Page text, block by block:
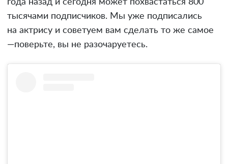
года назад и сегодня может похвастаться 800
тысячами подписчиков. Мы уже подписались
на актрису и советуем вам сделать то же самое
—поверьте, вы не разочаруетесь.